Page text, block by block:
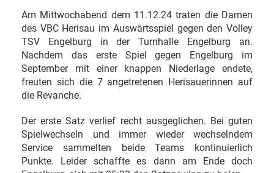
Am Mittwochabend dem 11.12.24 traten die Damen
des VBC Herisau im Auswärtsspiel gegen den Volley
TSV Engelburg in der Turnhalle Engelburg an.
Nachdem das erste Spiel gegen Engelburg im
September mit einer knappen Niederlage endete,
freuten sich die 7 angetretenen Herisauerinnen auf
die Revanche.
Der erste Satz verlief recht ausgeglichen. Bei guten
Spielwechseln und immer wieder wechselndem
Service sammelten beide Teams kontinuierlich
Punkte. Leider schaffte es dann am Ende doch